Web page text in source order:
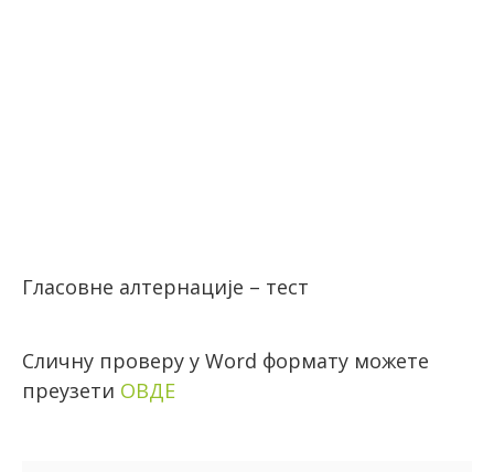
Гласовне алтернације – тест
Сличну проверу у Word формату можете
преузети ОВДЕ